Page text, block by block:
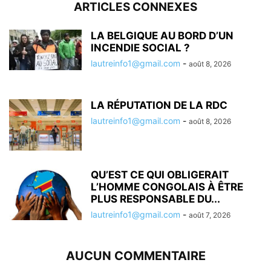
ARTICLES CONNEXES
LA BELGIQUE AU BORD D’UN
INCENDIE SOCIAL ?
lautreinfo1@gmail.com - août 8, 2026
LA RÉPUTATION DE LA RDC
lautreinfo1@gmail.com - août 8, 2026
QU’EST CE QUI OBLIGERAIT
L’HOMME CONGOLAIS À ÊTRE
PLUS RESPONSABLE DU...
lautreinfo1@gmail.com - août 7, 2026
AUCUN COMMENTAIRE